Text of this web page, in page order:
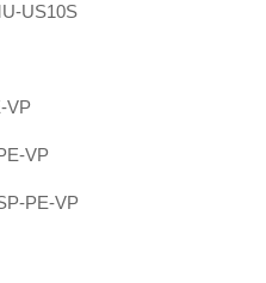
US10S
VP
VP
PE-VP